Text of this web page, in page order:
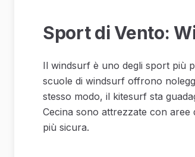
Sport di Vento:
Il windsurf è uno degli sport più
scuole di windsurf offrono
stesso modo, il kitesurf sta
Cecina sono attrezzate con aree
più sicura.